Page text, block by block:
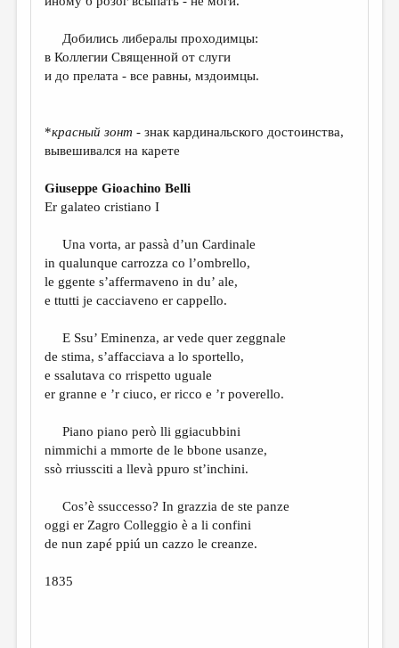
КНИЖНАЯ ПОЛКА
ОБЗОР ЛИТЕРАТУРЫ
ОБЪЯВЛЕНИЯ
РЕДКОЛЛЕГИЯ
ОТ РЕДАКЦИИ
МАЛАЯ ПРОЗА
ЭССЕИСТИКА
ЛИТЕРАТУРОВЕДЕНИЕ
КУЛЬТУРОВЕДЕНИЕ
ПУБЛИЦИСТИКА
РЕЦЕНЗИРОВАНИЕ
ЦИКЛЫ ПУБЛИКАЦИЙ
МЕДИА
ВКОНТАКТЕ
Добились либералы проходимцы:
в Коллегии Священной от слуги
и до прелата - все равны, мздоимцы.
*красный зонт- знак кардинальского достоинства,
вывешивался на карете
Giuseppe Gioachino Belli
Er galateo cristiano I
Una vorta, ar passà d’un Cardinale
in qualunque carrozza co l’ombrello,
le ggente s’affermaveno in du’ ale,
e ttutti je cacciaveno er cappello.
E Ssu’ Eminenza, ar vede quer zeggnale
de stima, s’affacciava a lo sportello,
e ssalutava co rrispetto uguale
er granne e ’r ciuco, er ricco e ’r poverello.
Piano piano però lli ggiacubbini
nimmichi a mmorte de le bbone usanze,
ssò rriussciti a llevà ppuro st’inchini.
Cos’è ssuccesso? In grazzia de ste panze
oggi er Zagro Colleggio è a li confini
de nun zapé ppiú un cazzo le creanze.
1835